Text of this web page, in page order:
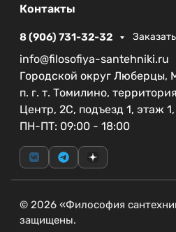
Контакты
8 (906) 731-32-32
info@filosofiya-santehniki.ru
Городской округ Люберцы,
п. г. т. Томилино,
Центр, 2С, подъезд 1, этаж
ПН-ПТ: 09:00 - 18:00
© 2026 «Философия
защищены.